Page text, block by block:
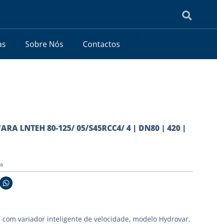
Sobre Nós Contactos
LNTEH 80-125/ 05/S45RCC4/ 4 | DN80 | 420 |
com variador inteligente de velocidade, modelo Hydrovar,